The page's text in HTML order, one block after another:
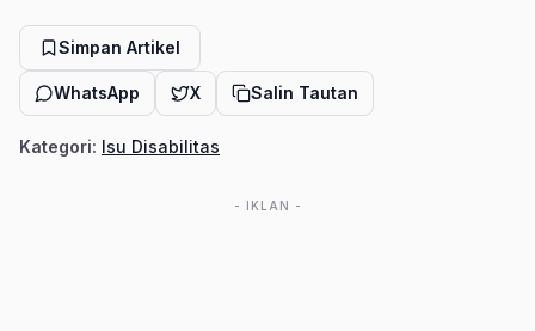
Simpan Artikel
WhatsApp X Salin Tautan
Kategori: Isu Disabilitas
- IKLAN -